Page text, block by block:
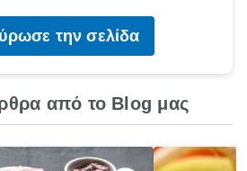
την σελίδα
από το Blog μας